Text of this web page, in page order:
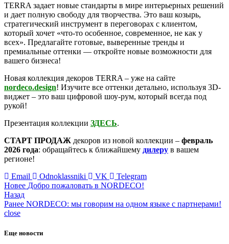
TERRA задает новые стандарты в мире интерьерных решений
и дает полную свободу для творчества. Это ваш козырь,
стратегический инструмент в переговорах с клиентом,
который хочет «что-то особенное, современное, не как у
всех». Предлагайте готовые, выверенные тренды и
премиальные оттенки — откройте новые возможности для
вашего бизнеса!
Новая коллекция декоров TERRA – уже на сайте
nordeco.design! Изучите все оттенки детально, используя 3D-
виджет – это ваш цифровой шоу-рум, который всегда под
рукой!
Презентация коллекции ЗДЕСЬ.
СТАРТ ПРОДАЖ декоров из новой коллекции – февраль
2026 года: обращайтесь к ближайшему дилеру в вашем
регионе!
Email
Odnoklassniki VK
Telegram
Новее Добро пожаловать в NORDECO!
Назад
Ранее NORDECO: мы говорим на одном языке с партнерами!
close
Еще новости